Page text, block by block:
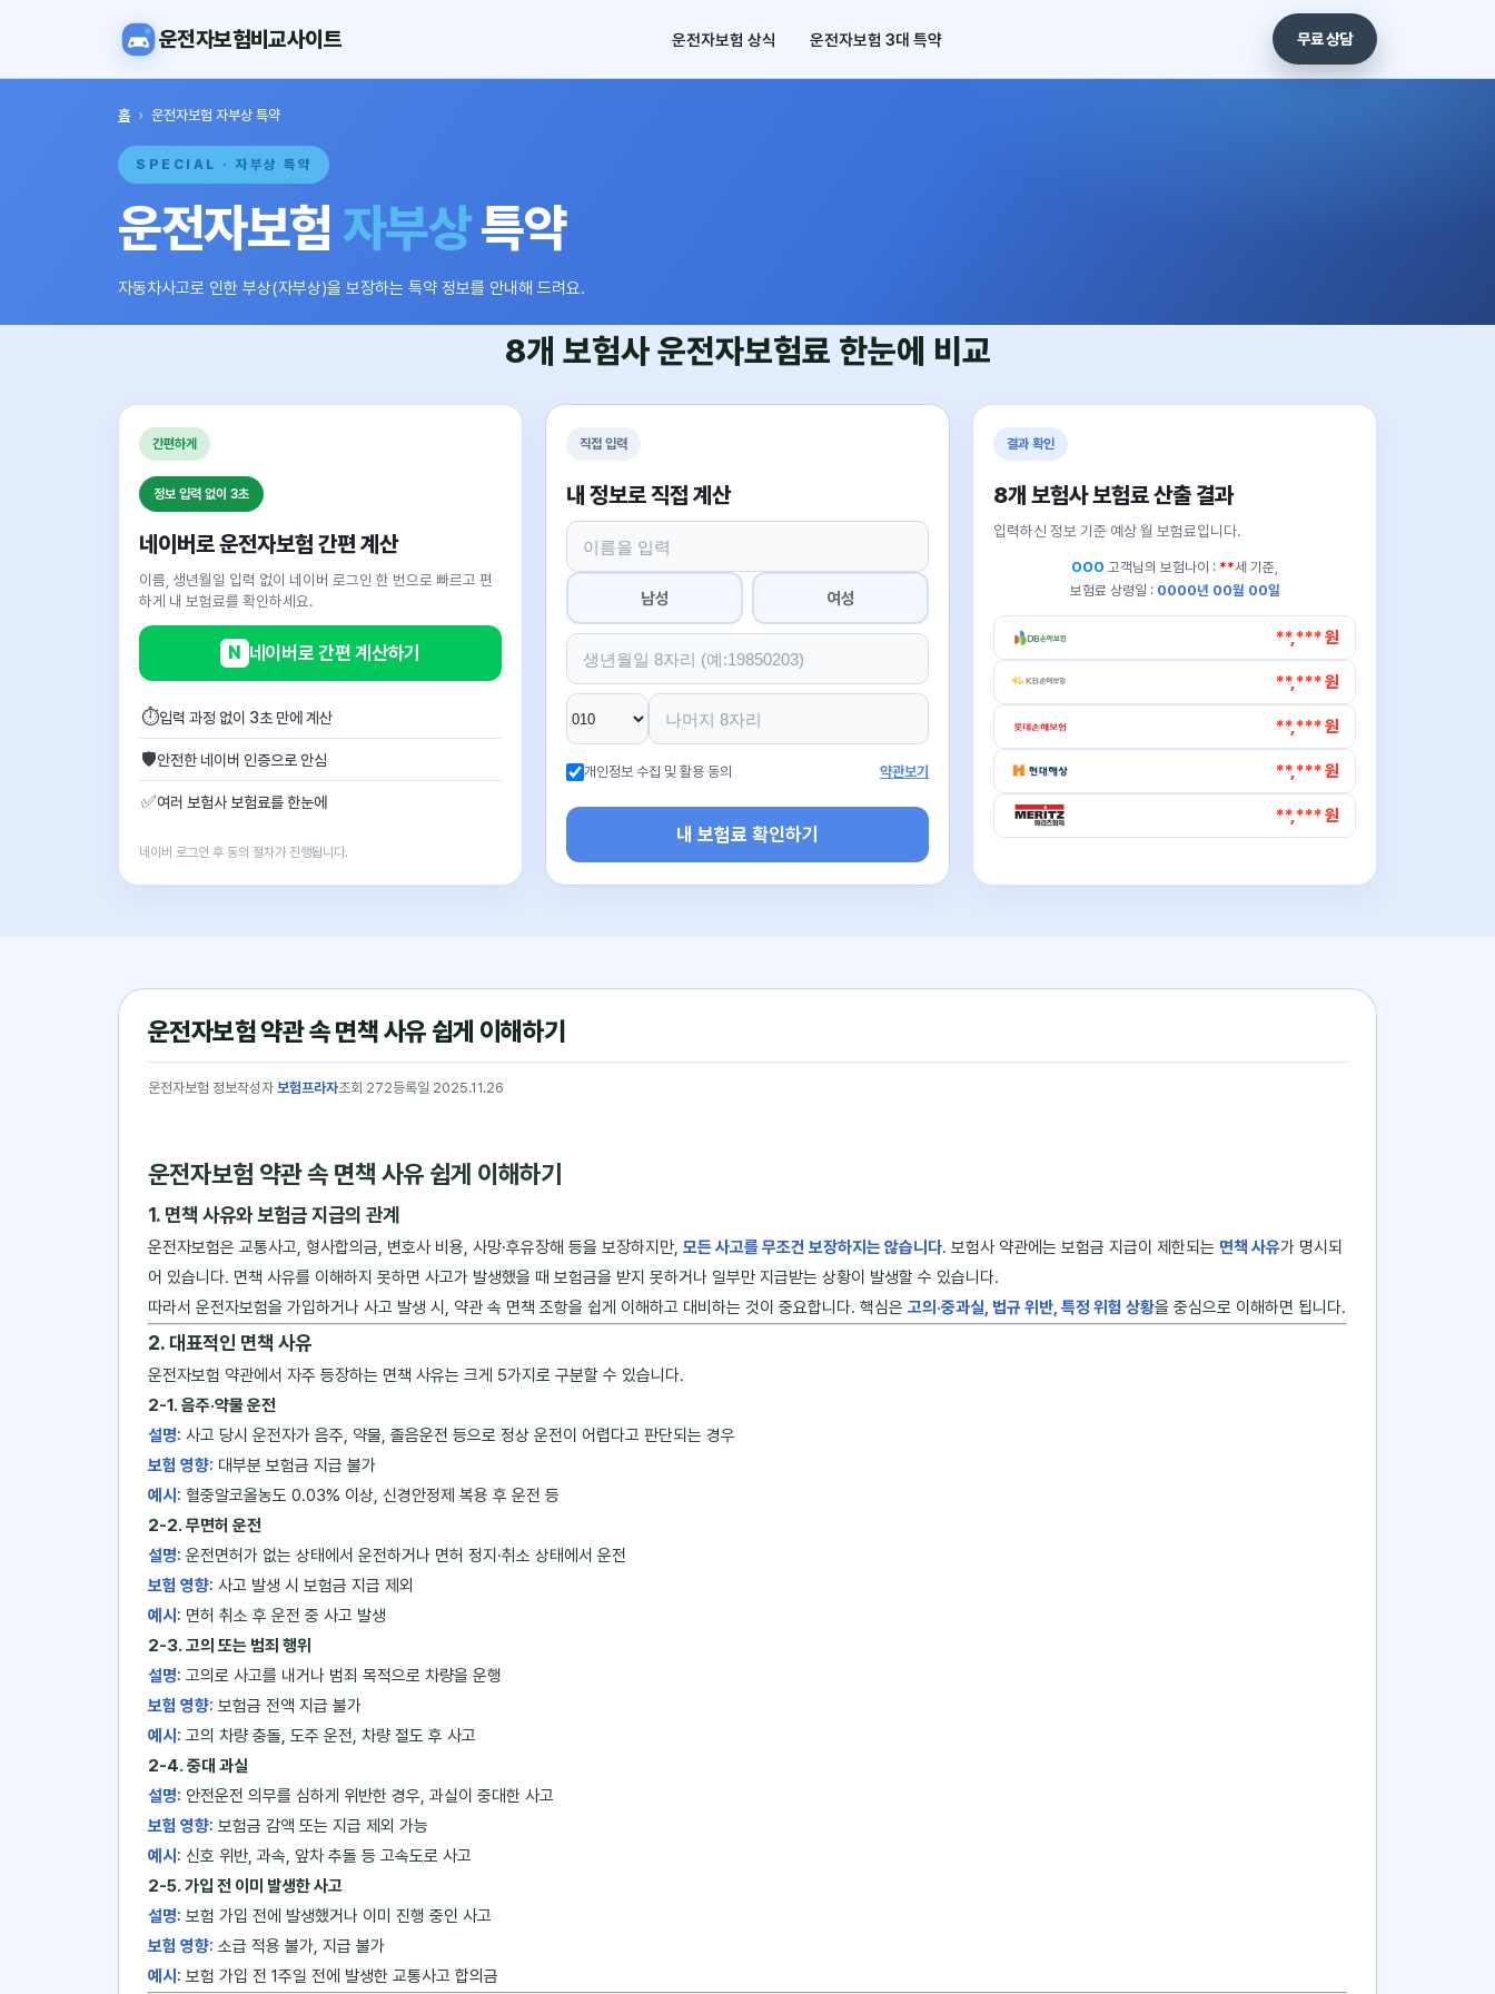
운전자보험비교사이트 운전자보험 상식 운전자보험 3대 특약 무료 상담
홈 › 운전자보험 자부상 특약
SPECIAL · 자부상 특약
운전자보험 자부상특약
자동차사고로 인한 부상(자부상)을 보장하는 특약 정보를 안내해 드려요.
8개 보험사운전자보험료 한눈에 비교
간편하게
정보 입력 없이 3초
네이버로 운전자보험 간편 계산
이름, 생년월일 입력 없이 네이버 로그인 한 번으로 빠르고 편
하게 내 보험료를 확인하세요.
N 네이버로 간편 계산하기
⏱입력 과정 없이 3초 만에 계산
🛡안전한 네이버 인증으로 안심
✅여러 보험사 보험료를 한눈에
네이버 로그인 후 동의 절차가 진행됩니다.
직접 입력
내 정보로 직접 계산
남성 여성
개인정보 수집 및 활용 동의 약관보기
내 보험료 확인하기
결과 확인
8개 보험사 보험료 산출 결과
입력하신 정보 기준 예상 월 보험료입니다.
OOO 고객님의 보험나이 : **세 기준,
보험료 상령일 : 0000년 00월 00일
**,*** 원
**,*** 원
**,*** 원
**,*** 원
**,*** 원
운전자보험 약관 속 면책 사유 쉽게 이해하기
운전자보험 정보작성자 보험프라자조회 272등록일 2025.11.26
운전자보험 약관 속 면책 사유 쉽게 이해하기
1. 면책 사유와 보험금 지급의 관계
운전자보험은 교통사고, 형사합의금, 변호사 비용, 사망·후유장해 등을 보장하지만, 모든 사고를 무조건 보장하지는 않습니다. 보험사 약관에는 보험금 지급이 제한되는 면책 사유가 명시되
어 있습니다. 면책 사유를 이해하지 못하면 사고가 발생했을 때 보험금을 받지 못하거나 일부만 지급받는 상황이 발생할 수 있습니다.
따라서 운전자보험을 가입하거나 사고 발생 시, 약관 속 면책 조항을 쉽게 이해하고 대비하는 것이 중요합니다. 핵심은 고의·중과실, 법규 위반, 특정 위험 상황을 중심으로 이해하면 됩니다.
2. 대표적인 면책 사유
운전자보험 약관에서 자주 등장하는 면책 사유는 크게 5가지로 구분할 수 있습니다.
2-1. 음주·약물 운전
설명: 사고 당시 운전자가 음주, 약물, 졸음운전 등으로 정상 운전이 어렵다고 판단되는 경우
보험 영향: 대부분 보험금 지급 불가
예시 : 혈중알코올농도 0.03% 이상, 신경안정제 복용 후 운전 등
2-2. 무면허 운전
설명: 운전면허가 없는 상태에서 운전하거나 면허 정지·취소 상태에서 운전
보험 영향: 사고 발생 시 보험금 지급 제외
예시 : 면허 취소 후 운전 중 사고 발생
2-3. 고의 또는 범죄 행위
설명: 고의로 사고를 내거나 범죄 목적으로 차량을 운행
보험 영향: 보험금 전액 지급 불가
예시 : 고의 차량 충돌, 도주 운전, 차량 절도 후 사고
2-4. 중대 과실
설명: 안전운전 의무를 심하게 위반한 경우, 과실이 중대한 사고
보험 영향: 보험금 감액 또는 지급 제외 가능
예시 : 신호 위반, 과속, 앞차 추돌 등 고속도로 사고
2-5. 가입 전 이미 발생한 사고
설명: 보험 가입 전에 발생했거나 이미 진행 중인 사고
보험 영향: 소급 적용 불가, 지급 불가
예시 : 보험 가입 전 1주일 전에 발생한 교통사고 합의금